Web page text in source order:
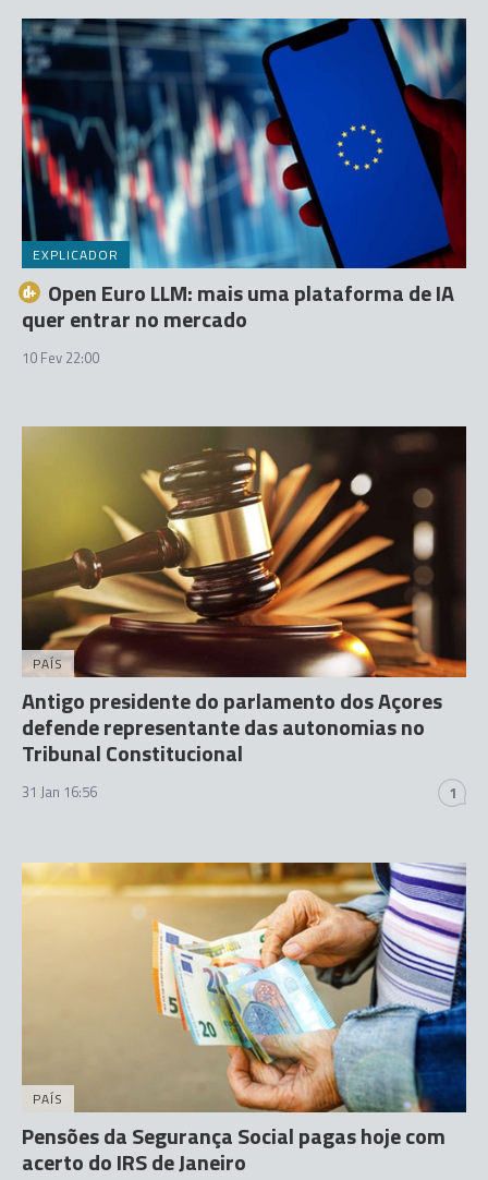
EXPLICADOR
Open Euro LLM: mais uma plataforma de IA
quer entrar no mercado
10 Fev 22:00
PAÍS
Antigo presidente do parlamento dos Açores
defende representante das autonomias no
Tribunal Constitucional
31 Jan 16:56 1
PAÍS
Pensões da Segurança Social pagas hoje com
acerto do IRS de Janeiro